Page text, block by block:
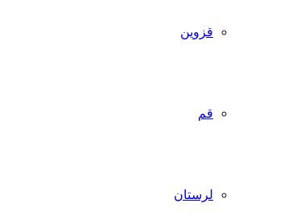
قزوین
قم
لرستان